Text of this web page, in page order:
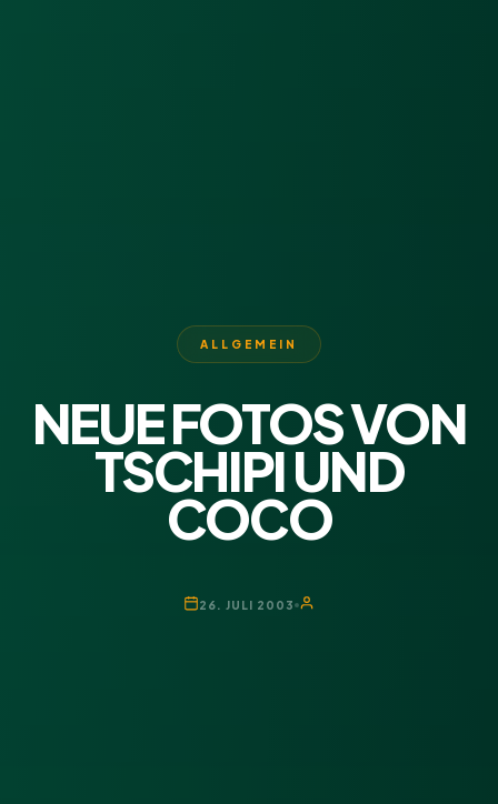
ALLGEMEIN
NEUE FOTOS VON
TSCHIPI UND
COCO
26. JULI 2003